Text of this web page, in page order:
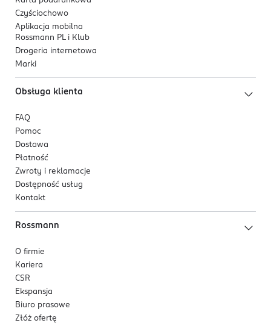
Czyściochowo
Aplikacja mobilna
Rossmann PL i Klub
Drogeria internetowa
Marki
Obsługa klienta
FAQ
Pomoc
Dostawa
Płatność
Zwroty i reklamacje
Dostępność usług
Kontakt
Rossmann
O firmie
Kariera
CSR
Ekspansja
Biuro prasowe
Złóż ofertę